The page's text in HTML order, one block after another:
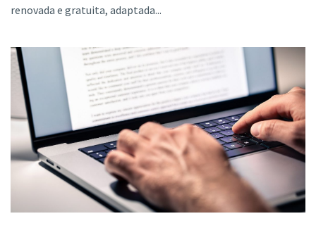
renovada e gratuita, adaptada...